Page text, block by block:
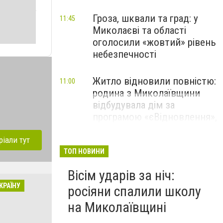
тут
Гроза, шквали та град: у
Миколаєві та області
оголосили «жовтий» рівень
небезпечності
11:45
Житло відновили повністю:
родина з Миколаївщини
відбудувала дім за
програмою «єВідновлення»,
11:00
ТОП НОВИНИ
Вісім ударів за ніч:
росіяни спалили школу
на Миколаївщині